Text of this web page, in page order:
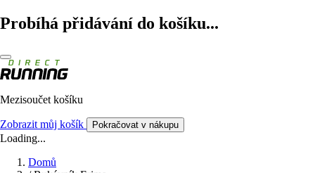
Probíhá přidávání do košíku...
Mezisoučet košíku
Zobrazit můj košík Pokračovat v nákupu
Loading...
Domů